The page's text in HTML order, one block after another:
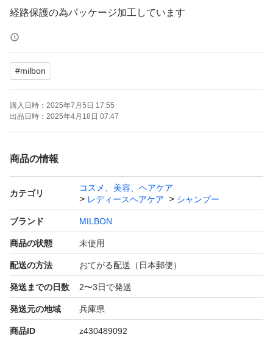
経路保護の為パッケージ加工しています
#milbon
購入日時： 2025年7月5日 17:55
出品日時： 2025年4月18日 07:47
商品の情報
カテゴリ
コスメ、美容、ヘアケア
レディースヘアケア
シャンプー
ブランド MILBON
商品の状態 未使用
配送の方法 おてがる配送（日本郵便）
発送までの日数 2〜3日で発送
発送元の地域 兵庫県
商品ID z430489092